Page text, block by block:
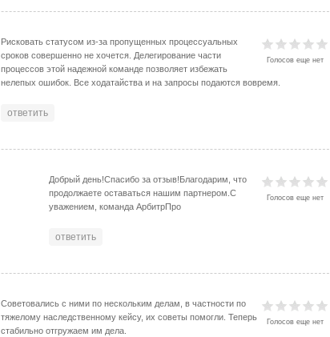
Голосов еще нет
Рисковать статусом из-за пропущенных процессуальных
сроков совершенно не хочется. Делегирование части
процессов этой надежной команде позволяет избежать
нелепых ошибок. Все ходатайства и на запросы подаются вовремя.
ответить
Голосов еще нет
Добрый день!Спасибо за отзыв!Благодарим, что
продолжаете оставаться нашим партнером.С
уважением, команда АрбитрПро
ответить
Голосов еще нет
Советовались с ними по нескольким делам, в частности по
тяжелому наследственному кейсу, их советы помогли. Теперь
стабильно отгружаем им дела.